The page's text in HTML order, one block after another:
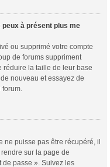
à présent plus me
ou supprimé votre compte
de forums suppriment
réduire la taille de leur base
nouveau et essayez de
forum.
ne puisse pas être récupéré, il
sur la page de
de passe ». Suivez les